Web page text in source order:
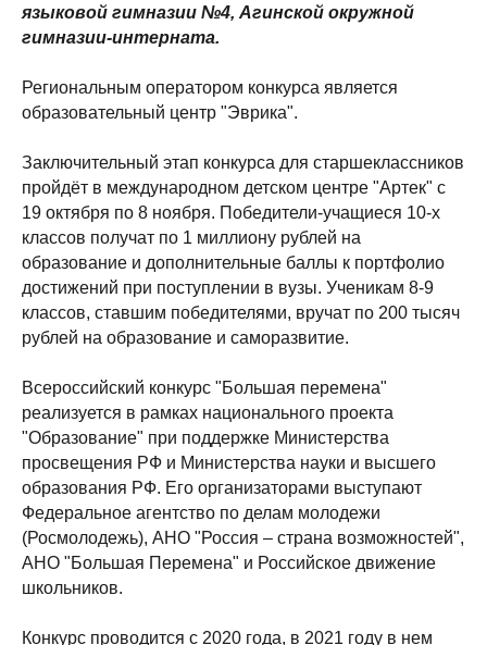
языковой гимназии №4, Агинской окружной
гимназии-интерната.
Региональным оператором конкурса является
образовательный центр "Эврика".
Заключительный этап конкурса для старшеклассников
пройдёт в международном детском центре "Артек" с
19 октября по 8 ноября. Победители-учащиеся 10-х
классов получат по 1 миллиону рублей на
образование и дополнительные баллы к портфолио
достижений при поступлении в вузы. Ученикам 8-9
классов, ставшим победителями, вручат по 200 тысяч
рублей на образование и саморазвитие.
Всероссийский конкурс "Большая перемена"
реализуется в рамках национального проекта
"Образование" при поддержке Министерства
просвещения РФ и Министерства науки и высшего
образования РФ. Его организаторами выступают
Федеральное агентство по делам молодежи
(Росмолодежь), АНО "Россия – страна возможностей",
АНО "Большая Перемена" и Российское движение
школьников.
Конкурс проводится с 2020 года, в 2021 году в нем